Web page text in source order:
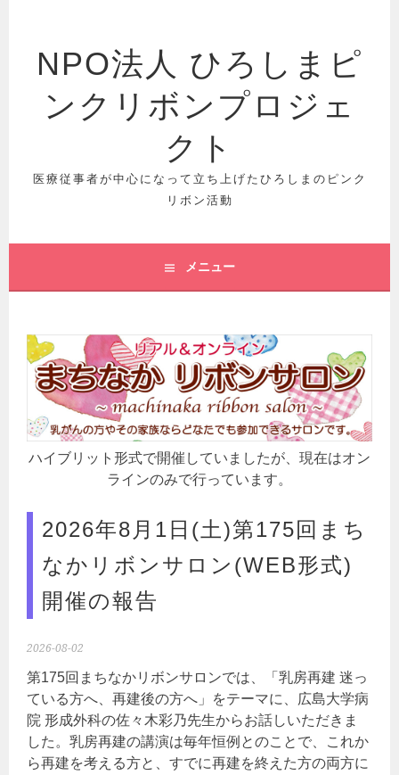
NPO法人 ひろしまピ
ンクリボンプロジェ
クト
医療従事者が中心になって立ち上げたひろしまのピンク
リボン活動
メニュー
ハイブリット形式で開催していましたが、現在はオン
ラインのみで行っています。
2026年8月1日(土)第175回まち
なかリボンサロン(WEB形式)
開催の報告
2026-08-02
第175回まちなかリボンサロンでは、「乳房再建 迷っ
ている方へ、再建後の方へ」をテーマに、広島大学病
院 形成外科の佐々木彩乃先生からお話しいただきま
した。乳房再建の講演は毎年恒例とのことで、これか
ら再建を考える方と、すでに再建を終えた方の両方に